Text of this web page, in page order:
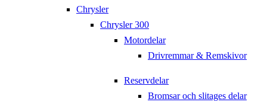
Chrysler
Chrysler 300
Motordelar
Drivremmar & Remskivor
Reservdelar
Bromsar och slitages delar